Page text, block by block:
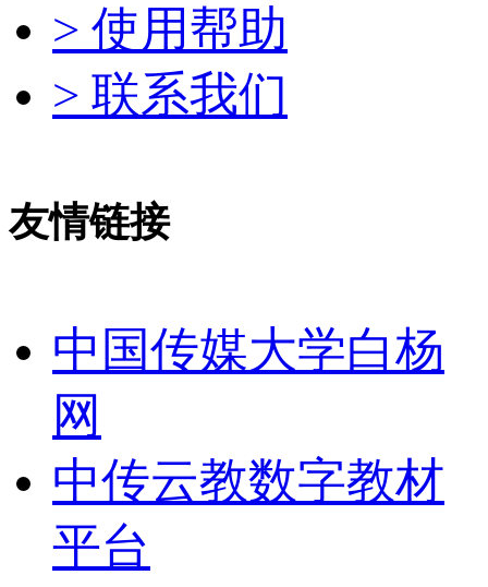
> 使用帮助
> 联系我们
友情链接
中国传媒大学白杨
网
中传云教数字教材
平台